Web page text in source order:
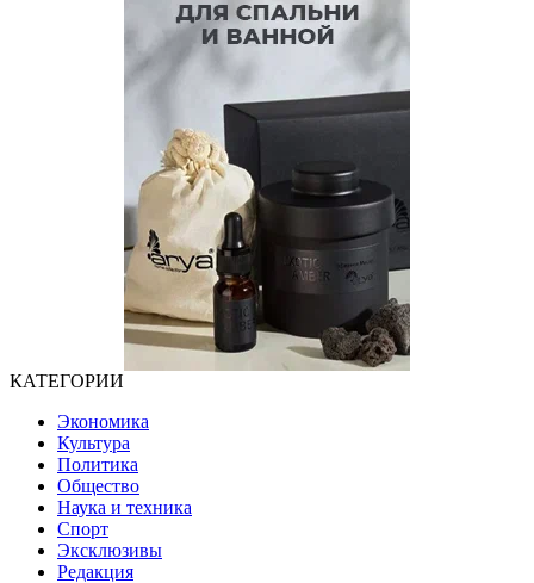
КАТЕГОРИИ
Экономика
Культура
Политика
Общество
Наука и техника
Спорт
Эксклюзивы
Редакция